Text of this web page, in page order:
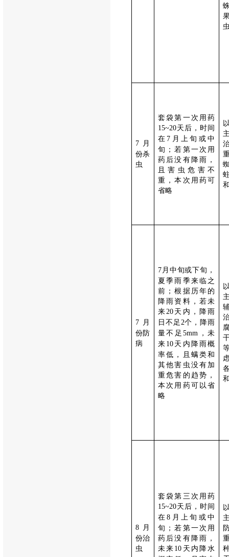
7月
份杀
虫
套袋第一次用药
15~20天后，时间
在 7 月上旬或中
旬；若第一次用
药后没有降雨，
且害虫危害不
重，本次用药可
省略
7月
份防
病
7月中旬或下旬，
夏季雨季来临之
前；根据历年的
降雨资料，若未
来20天内，降雨
日不足 2个，降雨
量不足5mm ，未
来 10天内降雨概
率低，且螨类和
其他害虫没有加
重危害的趋势，
本次用药可以省
略
8月
份治
虫
套袋第三次用药
15~20天后，时间
在8 月上旬或中
旬；若第一次用
药后没有降雨，
未来 10 天内降水